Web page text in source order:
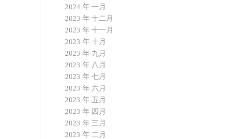
2024 年 一月
2023 年 十二月
2023 年 十一月
2023 年 十月
2023 年 九月
2023 年 八月
2023 年 七月
2023 年 六月
2023 年 五月
2023 年 四月
2023 年 三月
2023 年 二月